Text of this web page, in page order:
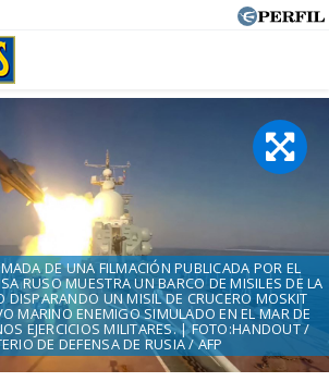
DE UNA FILMACIÓN PUBLICADA POR EL
RUSO MUESTRA UN BARCO DE MISILES DE LA
DISPARANDO UN MISIL DE CRUCERO MOSKIT
MARINO ENEMIGO SIMULADO EN EL MAR DE
EJERCICIOS MILITARES. | FOTO:HANDOUT /
DE DEFENSA DE RUSIA / AFP